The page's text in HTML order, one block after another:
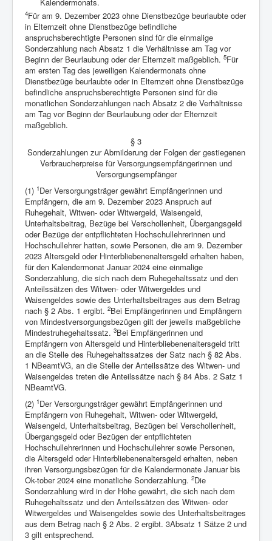
4Für am 9. Dezember 2023 ohne Dienstbezüge beurlaubte oder
in Elternzeit ohne Dienstbezüge befindliche
anspruchsberechtigte Personen sind für die einmalige
Sonderzahlung nach Absatz 1 die Verhältnisse am Tag vor
Beginn der Beurlaubung oder der Elternzeit maßgeblich. 5Für
am ersten Tag des jeweiligen Kalendermonats ohne
Dienstbezüge beurlaubte oder in Elternzeit ohne Dienstbezüge
befindliche anspruchsberechtigte Personen sind für die
monatlichen Sonderzahlungen nach Absatz 2 die Verhältnisse
am Tag vor Beginn der Beurlaubung oder der Elternzeit
maßgeblich.
§ 3
Sonderzahlungen zur Abmilderung der Folgen der gestiegenen
Verbraucherpreise für Versorgungsempfängerinnen und
Versorgungsempfänger
(1) 1Der Versorgungsträger gewährt Empfängerinnen und
Empfängern, die am 9. Dezember 2023 Anspruch auf
Ruhegehalt, Witwen- oder Witwergeld, Waisengeld,
Unterhaltsbeitrag, Bezüge bei Verschollenheit, Übergangsgeld
oder Bezüge der entpflichteten Hochschullehrerinnen und
Hochschullehrer hatten, sowie Personen, die am 9. Dezember
2023 Altersgeld oder Hinterbliebenenaltersgeld erhalten haben,
für den Kalendermonat Januar 2024 eine einmalige
Sonderzahlung, die sich nach dem Ruhegehaltssatz und den
Anteilssätzen des Witwen- oder Witwergeldes und
Waisengeldes sowie des Unterhaltsbeitrages aus dem Betrag
nach § 2 Abs. 1 ergibt. 2Bei Empfängerinnen und Empfängern
von Mindestversorgungsbezügen gilt der jeweils maßgebliche
Mindestruhegehaltssatz. 3Bei Empfängerinnen und
Empfängern von Altersgeld und Hinterbliebenenaltersgeld tritt
an die Stelle des Ruhegehaltssatzes der Satz nach § 82 Abs.
1 NBeamtVG, an die Stelle der Anteilssätze des Witwen- und
Waisengeldes treten die Anteilssätze nach § 84 Abs. 2 Satz 1
NBeamtVG.
(2) 1Der Versorgungsträger gewährt Empfängerinnen und
Empfängern von Ruhegehalt, Witwen- oder Witwergeld,
Waisengeld, Unterhaltsbeitrag, Bezügen bei Verschollenheit,
Übergangsgeld oder Bezügen der entpflichteten
Hochschullehrerinnen und Hochschullehrer sowie Personen,
die Altersgeld oder Hinterbliebenenaltersgeld erhalten, neben
ihren Versorgungsbezügen für die Kalendermonate Januar bis
Ok-tober 2024 eine monatliche Sonderzahlung. 2Die
Sonderzahlung wird in der Höhe gewährt, die sich nach dem
Ruhegehaltssatz und den Anteilssätzen des Witwen- oder
Witwergeldes und Waisengeldes sowie des Unterhaltsbeitrages
aus dem Betrag nach § 2 Abs. 2 ergibt. 3Absatz 1 Sätze 2 und
3 gilt entsprechend.